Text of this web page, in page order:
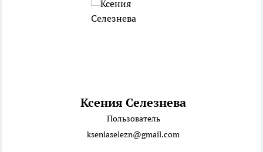
Ксения Селезнева
Пользователь
kseniaselezn@gmail.com